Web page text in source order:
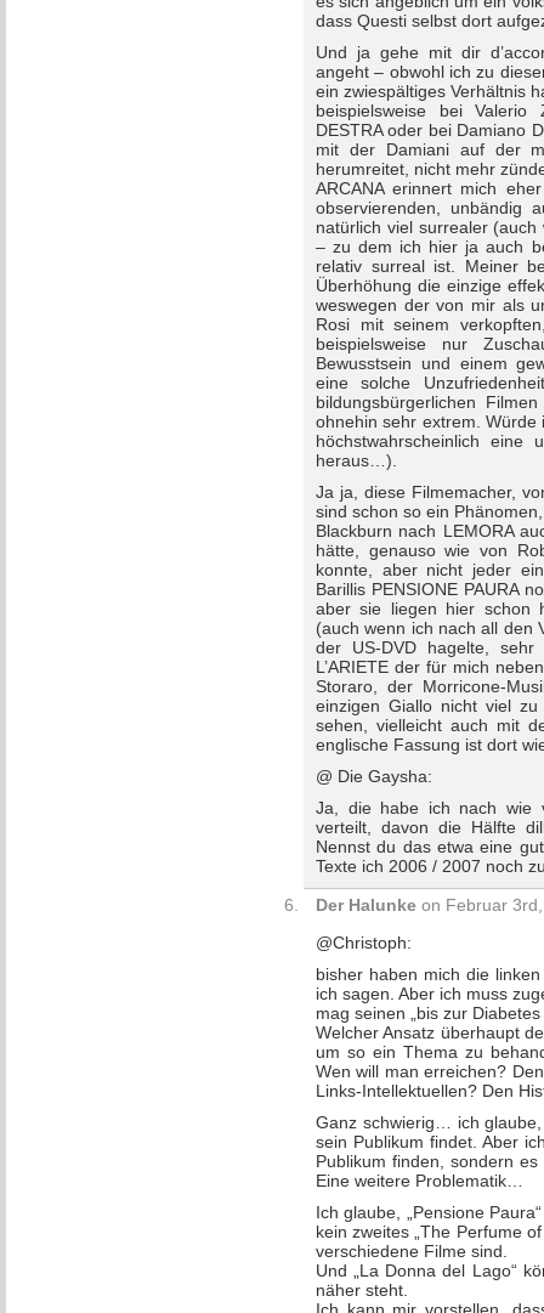
dass Questi selbst dort
Und ja gehe mit dir
angeht – obwohl ich zu
ein zwiespältiges Verhältnis
beispielsweise bei Valerio
DESTRA oder bei Damiano
mit der Damiani auf der
herumreitet, nicht mehr
ARCANA erinnert mich
observierenden, unbändig
natürlich viel surrealer (auch
– zu dem ich hier ja auch
relativ surreal ist. Meiner
Überhöhung die einzige
weswegen der von mir als
Rosi mit seinem
beispielsweise nur
Bewusstsein und einem
eine solche
bildungsbürgerlichen
ohnehin sehr extrem.
höchstwahrscheinlich eine
heraus…).
Ja ja, diese Filmemacher,
sind schon so ein
Blackburn nach LEMORA
hätte, genauso wie von
konnte, aber nicht jeder
Barillis PENSIONE PAURA
aber sie liegen hier schon
(auch wenn ich nach all den
der US-DVD hagelte, sehr
L’ARIETE der für mich
Storaro, der Morricone-
einzigen Giallo nicht viel
sehen, vielleicht auch mit
englische Fassung ist dort
@ Die Gaysha:
Ja, die habe ich nach wie
verteilt, davon die Hälfte
Nennst du das etwa eine
Texte ich 2006 / 2007 noch
Der Halunke on Februar
@Christoph:
bisher haben mich die
ich sagen. Aber ich muss
mag seinen „bis zur
Welcher Ansatz überhaupt
um so ein Thema zu
Wen will man erreichen?
Links-Intellektuellen? Den
Ganz schwierig… ich
sein Publikum findet. Aber
Publikum finden, sondern
Eine weitere Problematik…
Ich glaube, „Pensione
kein zweites „The Perfume
verschiedene Filme sind.
Und „La Donna del Lago“
näher steht.